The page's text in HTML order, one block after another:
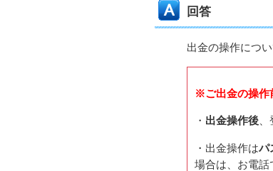
回答
出金の操作につ
※ご出金の操作
・ 出金操作後、
・出金操作はパ
場合は、お電話